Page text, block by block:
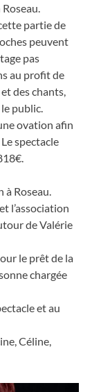
partie de
peuvent
pas
au profit de
des chants,
public.
ovation afin
spectacle
Roseau.
l’association
de Valérie
le prêt de la
chargée
et au
Céline,